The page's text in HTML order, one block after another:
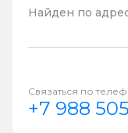
Найден по
Связаться по
+7 988